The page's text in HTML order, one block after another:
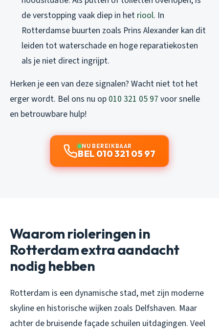
de verstopping vaak diep in het riool. In
Rotterdamse buurten zoals Prins Alexander kan dit
leiden tot waterschade en hoge reparatiekosten
als je niet direct ingrijpt.
Herken je een van deze signalen? Wacht niet tot het
erger wordt. Bel ons nu op 010 321 05 97 voor snelle
en betrouwbare hulp!
NU BEREIKBAAR
BEL 010 321 05 97
Waarom rioleringen in
Rotterdam extra aandacht
nodig hebben
Rotterdam is een dynamische stad, met zijn moderne
skyline en historische wijken zoals Delfshaven. Maar
achter de bruisende façade schuilen uitdagingen. Veel